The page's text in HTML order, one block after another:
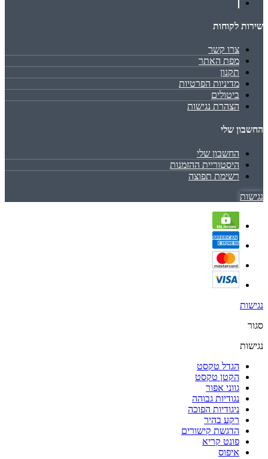
שירות לקוחות
צרו קשר
מפת האתר
תקנון
מדיניות הפרטיות
ביטולים
הצהרת נגישות
החשבון שלי
החשבון שלי
היסטוריית ההזמנות
רשימת תפוצה
נגישות
נגישות
סגור
נגישות
הגדל טקסט
הקטן טקסט
גווני אפור
נגודיות גבוהה
ניגודיות הפוכה
רקע בהיר
הדגשת קישורים
פונט קריא
איפוס